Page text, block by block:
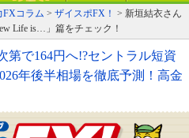
FXコラム > ザイスポFX！ > 新垣結衣さん
Life is…」篇をチェック！
第で164円へ!?セントラル短資
年後半相場を徹底予測！高金